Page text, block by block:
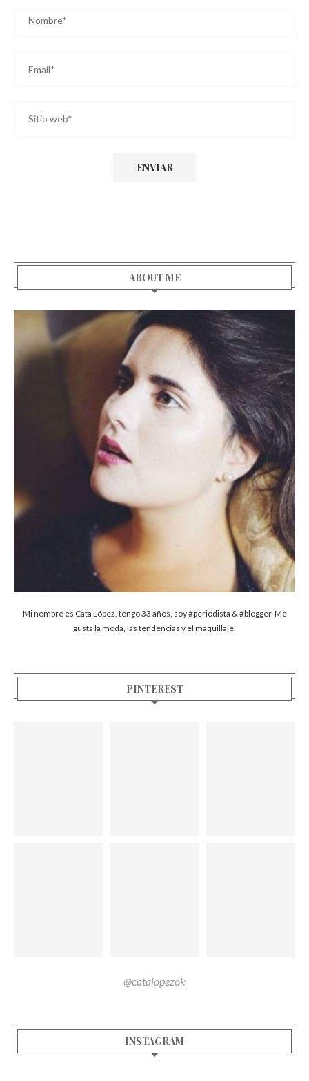
ABOUT ME
Mi nombre es Cata López, tengo 33 años, soy #periodista & #blogger. Me
gusta la moda, las tendencias y el maquillaje.
PINTEREST
@catalopezok
INSTAGRAM